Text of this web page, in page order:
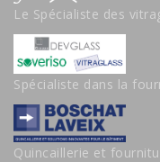
Le Spécialiste des
Spécialiste dans la
Quincaillerie et